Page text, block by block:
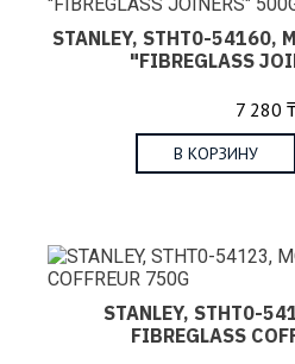
STANLEY, STHT0-
"FIBREGLASS
7 280
В КОРЗИНУ
STANLEY, STHT0-
FIBREGLASS